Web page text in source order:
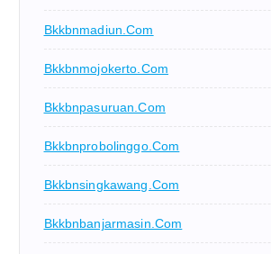
Bkkbnmadiun.com
Bkkbnmojokerto.com
Bkkbnpasuruan.com
Bkkbnprobolinggo.com
Bkkbnsingkawang.com
Bkkbnbanjarmasin.com